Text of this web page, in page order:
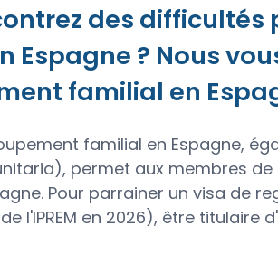
des
Espagne ? Nous
familial en
familial en Espagne,
permet aux membres
Pour parrainer un visa de
de l'IPREM en 2026), être